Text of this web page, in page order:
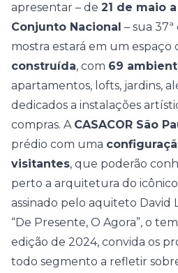
apresentar – de 21 de maio
Conjunto Nacional – sua
mostra estará em um espaço
construída, com 69
apartamentos, lofts, jardins,
dedicados a instalações
compras. A CASACOR São
prédio com uma
visitantes, que poderão
perto a arquitetura do
assinado pelo aquiteto David
“De Presente, O Agora”, o
edição de 2024, convida os
todo segmento a refletir